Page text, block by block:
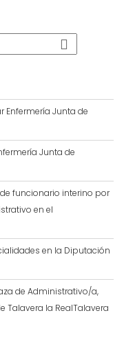
Enfermería Junta de
Junta de
funcionario interino por
en el
en la Diputación
de Administrativo/a,
Talavera la RealTalavera